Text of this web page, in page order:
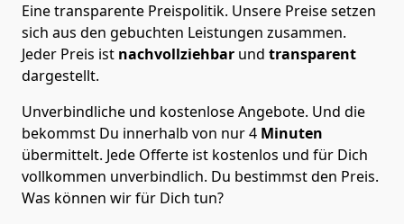
Eine transparente Preispolitik. Unsere Preise setzen
sich aus den gebuchten Leistungen zusammen.
Jeder Preis ist nachvollziehbar und transparent
dargestellt.
Unverbindliche und kostenlose Angebote. Und die
bekommst Du innerhalb von nur4 Minuten
übermittelt. Jede Offerte ist kostenlos und für Dich
vollkommen unverbindlich. Du bestimmst den Preis.
Was können wir für Dich tun?